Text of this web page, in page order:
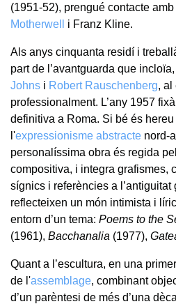
(1951-52), prengué contacte
Motherwell
i Franz Kline.
Als anys cinquanta residí i
part de l’avantguarda que incloïa,
Johns i Robert Rauschenberg, al
professionalment. L’any 1957
definitiva a Roma. Si bé és
l'expressionisme abstracte nord-
personalíssima obra és regida
compositiva, i integra grafismes,
sígnics i referències a l’antiguitat
reflecteixen un món intimista i
entorn d’un tema: Poems to the
(1961), Bacchanalia (1977),
Quant a l’escultura, en una
de l'assemblage, combinant
d’un parèntesi de més d’una